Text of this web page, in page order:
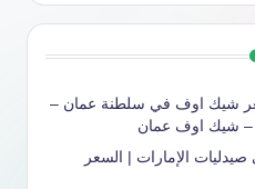
شيك اوف في سلطنة عمان –
– شيك اوف عمان
الإمارات | السعر